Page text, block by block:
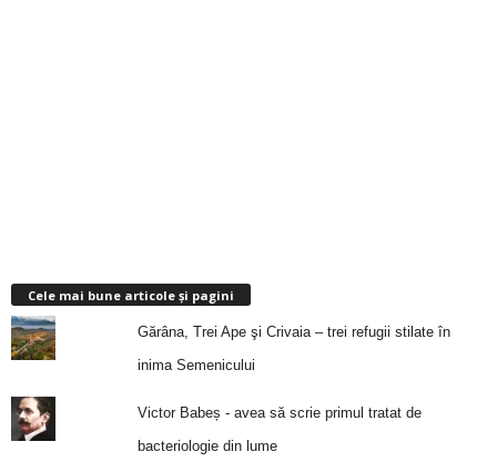
Cele mai bune articole și pagini
Gărâna, Trei Ape şi Crivaia – trei refugii stilate în
inima Semenicului
Victor Babeș - avea să scrie primul tratat de
bacteriologie din lume